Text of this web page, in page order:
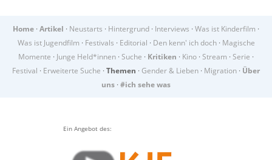
Home · Artikel · Neustarts · Hintergrund · Interviews · Was ist Kinderfilm ·
Was ist Jugendfilm · Festivals · Editorial · Den kenn' ich doch· Magische
Momente · Junge Held*innen · Suche · Kritiken · Kino · Stream · Serie ·
Festival · Erweiterte Suche · Themen · Gender & Lieben · Migration · Über
uns · #ich sehe was
Ein Angebot des: